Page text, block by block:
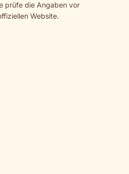
prüfe die Angaben vor
Website.